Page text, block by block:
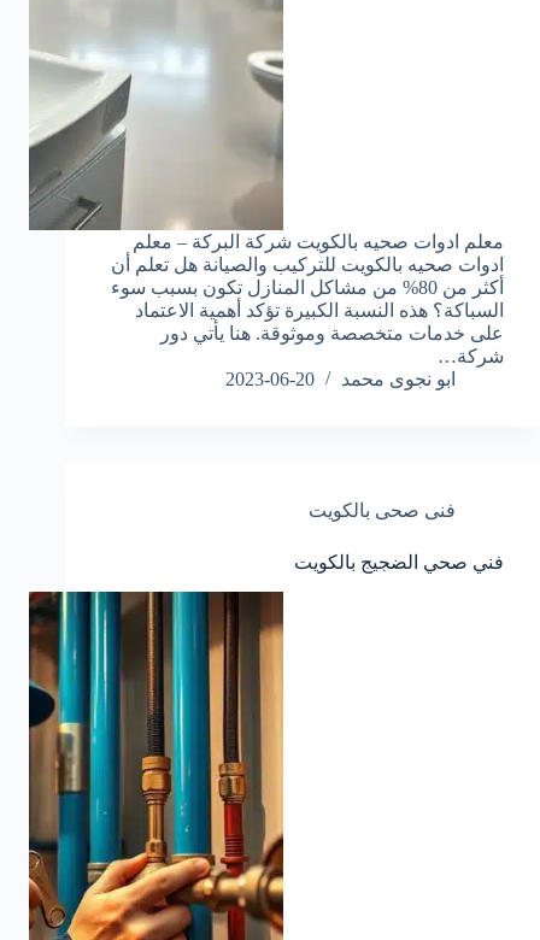
معلم ادوات صحيه بالكويت شركة البركة – معلم
ادوات صحيه بالكويت للتركيب والصيانة هل تعلم أن
أكثر من 80% من مشاكل المنازل تكون بسبب سوء
السباكة؟ هذه النسبة الكبيرة تؤكد أهمية الاعتماد
على خدمات متخصصة وموثوقة. هنا يأتي دور
شركة…
ابو نجوى محمد
2023-06-20
فنى صحى بالكويت
فني صحي الضجيج بالكويت